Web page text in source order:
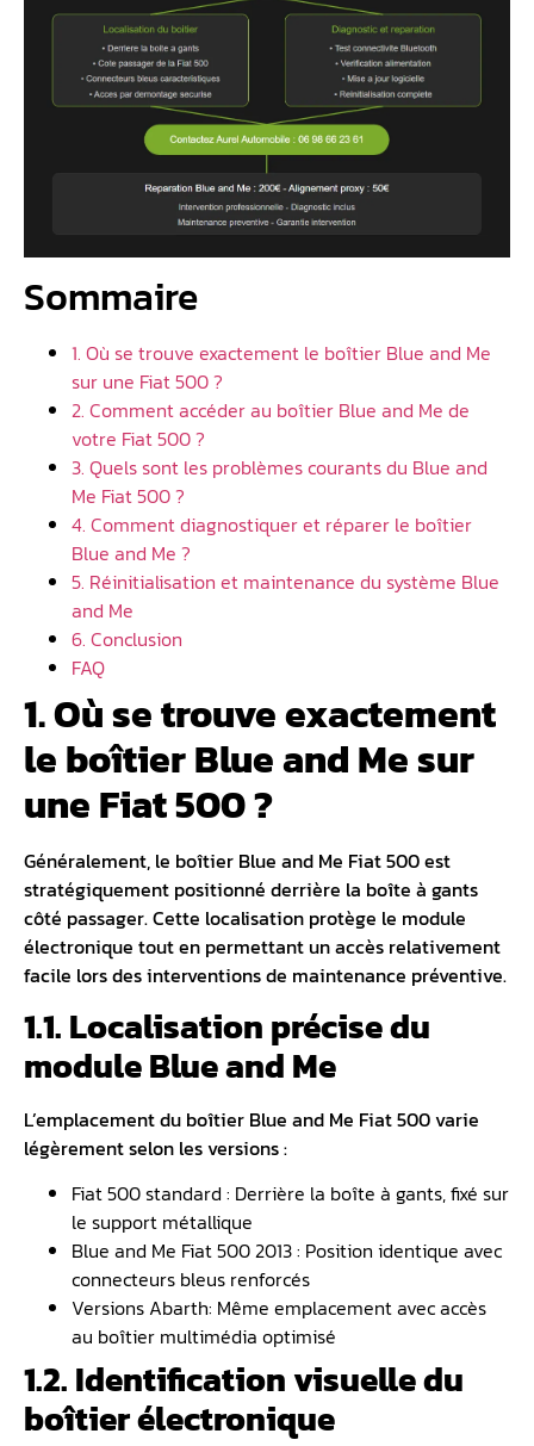
Sommaire
1. Où se trouve exactement le boîtier Blue and Me
sur une Fiat 500 ?
2. Comment accéder au boîtier Blue and Me de
votre Fiat 500 ?
3. Quels sont les problèmes courants du Blue and
Me Fiat 500 ?
4. Comment diagnostiquer et réparer le boîtier
Blue and Me ?
5. Réinitialisation et maintenance du système Blue
and Me
6. Conclusion
FAQ
1. Où se trouve exactement
le boîtier Blue and Me sur
une Fiat 500 ?
Généralement, le boîtier Blue and Me Fiat 500 est
stratégiquement positionné derrière la boîte à gants
côté passager. Cette localisation protège le module
électronique tout en permettant un accès relativement
facile lors des interventions de maintenance préventive.
1.1. Localisation précise du
module Blue and Me
L’emplacement du boîtier Blue and Me Fiat 500 varie
légèrement selon les versions :
Fiat 500 standard : Derrière la boîte à gants, fixé sur
le support métallique
Blue and Me Fiat 500 2013 : Position identique avec
connecteurs bleus renforcés
Versions Abarth: Même emplacement avec accès
au boîtier multimédia optimisé
1.2. Identification visuelle du
boîtier électronique